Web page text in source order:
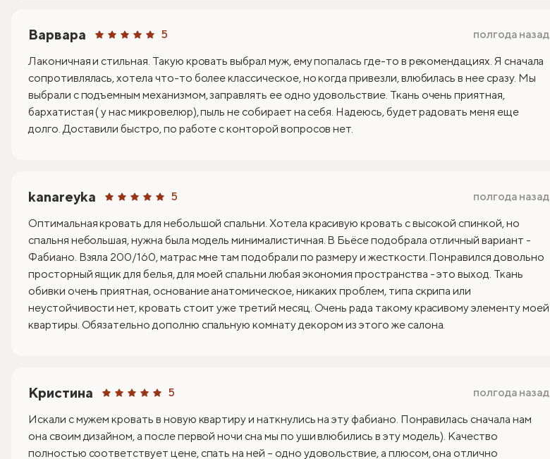
Варвара 5
полгода назад
Лаконичная и стильная. Такую кровать выбрал муж, ему попалась где-то в рекомендациях. Я сначала
сопротивлялась, хотела что-то более классическое, но когда привезли, влюбилась в нее сразу. Мы
выбрали с подъемным механизмом, заправлять ее одно удовольствие. Ткань очень приятная,
бархатистая ( у нас микровелюр), пыль не собирает на себя. Надеюсь, будет радовать меня еще
долго. Доставили быстро, по работе с конторой вопросов нет.
kanareyka 5
полгода назад
Оптимальная кровать для небольшой спальни. Хотела красивую кровать с высокой спинкой, но
спальня небольшая, нужна была модель минималистичная. В Бьёсе подобрала отличный вариант -
Фабиано. Взяла 200/160, матрас мне там подобрали по размеру и жесткости. Понравился довольно
просторный ящик для белья, для моей спальни любая экономия пространства - это выход. Ткань
обивки очень приятная, основание анатомическое, никаких проблем, типа скрипа или
неустойчивости нет, кровать стоит уже третий месяц. Очень рада такому красивому элементу моей
квартиры. Обязательно дополню спальную комнату декором из этого же салона.
Кристина 5
полгода назад
Искали с мужем кровать в новую квартиру и наткнулись на эту фабиано. Понравилась сначала нам
она своим дизайном, а после первой ночи сна мы по уши влюбились в эту модель). Качество
полностью соответствует цене, спать на ней – одно удовольствие, а плюсом, она отлично